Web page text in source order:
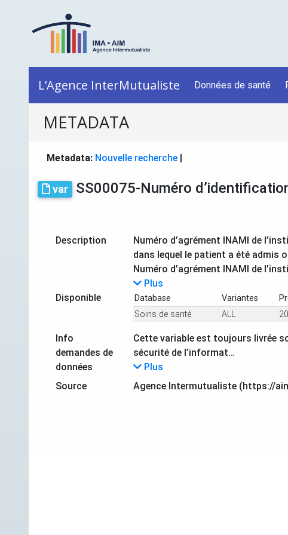
L’Agence InterMutualiste Données de santé
METADATA
Metadata: Nouvelle recherche |
var SS00075-Numéro
Description
Numéro d’agrément INAMI de
dans lequel le patient a été admis
Numéro d’agrément INAMI de
Plus
Disponible
Database Variantes
Soins de santé
ALL
Info
demandes de
données
Cette variable est toujours livrée
sécurité de l’informat…
Plus
Source
Agence Intermutualiste (https://